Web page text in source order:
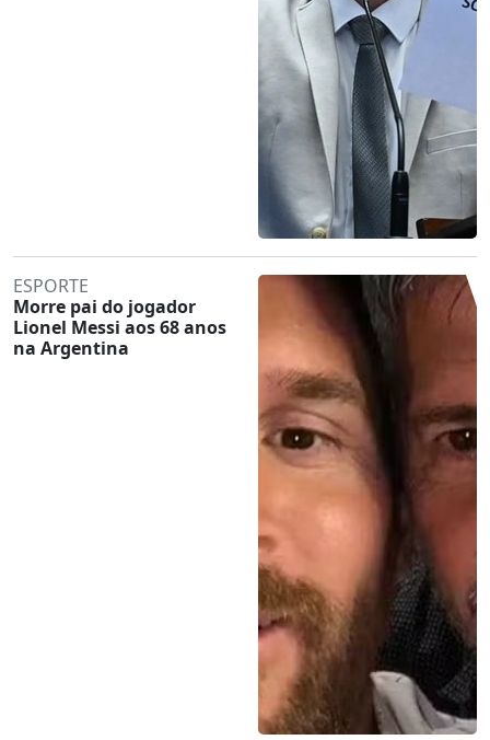
ESPORTE
Morre pai do jogador
Lionel Messi aos 68 anos
na Argentina